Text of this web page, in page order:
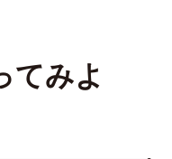
てみよ